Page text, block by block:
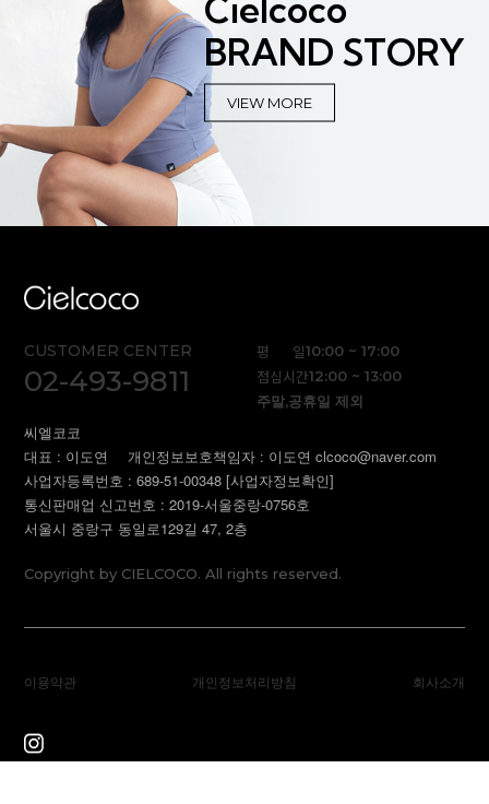
BRAND STORY
VIEW MORE
CUSTOMER CENTER
02-493-9811
평 일10:00 ~ 17:00
점심시간12:00 ~ 13:00
주말,공휴일 제외
씨엘코코
대표 : 이도연
개인정보보호책임자 : 이도연 clcoco@naver.com
사업자등록번호 : 689-51-00348[사업자정보확인]
통신판매업 신고번호 : 2019-서울중랑-0756호
서울시 중랑구 동일로129길 47, 2층
Copyright by CIELCOCO. All rights reserved.
이용약관 개인정보처리방침 회사소개